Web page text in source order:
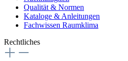
Qualität & Normen
Kataloge & Anleitungen
Fachwissen Raumklima
Rechtliches